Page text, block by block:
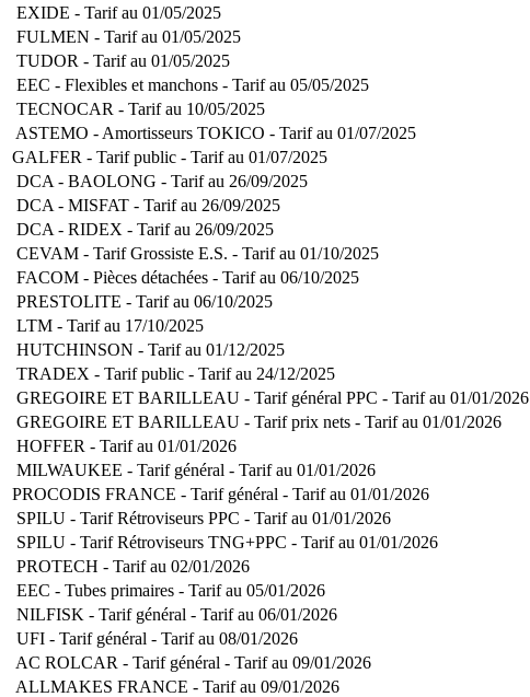
EXIDE - Tarif au 01/05/2025
FULMEN - Tarif au 01/05/2025
TUDOR - Tarif au 01/05/2025
EEC - Flexibles et manchons - Tarif au 05/05/2025
TECNOCAR - Tarif au 10/05/2025
ASTEMO - Amortisseurs TOKICO - Tarif au 01/07/2025
GALFER - Tarif public - Tarif au 01/07/2025
DCA - BAOLONG - Tarif au 26/09/2025
DCA - MISFAT - Tarif au 26/09/2025
DCA - RIDEX - Tarif au 26/09/2025
CEVAM - Tarif Grossiste E.S. - Tarif au 01/10/2025
FACOM - Pièces détachées - Tarif au 06/10/2025
PRESTOLITE - Tarif au 06/10/2025
LTM - Tarif au 17/10/2025
HUTCHINSON - Tarif au 01/12/2025
TRADEX - Tarif public - Tarif au 24/12/2025
GREGOIRE ET BARILLEAU - Tarif général PPC - Tarif au 01/01/2026
GREGOIRE ET BARILLEAU - Tarif prix nets - Tarif au 01/01/2026
HOFFER - Tarif au 01/01/2026
MILWAUKEE - Tarif général - Tarif au 01/01/2026
PROCODIS FRANCE - Tarif général - Tarif au 01/01/2026
SPILU - Tarif Rétroviseurs PPC - Tarif au 01/01/2026
SPILU - Tarif Rétroviseurs TNG+PPC - Tarif au 01/01/2026
PROTECH - Tarif au 02/01/2026
EEC - Tubes primaires - Tarif au 05/01/2026
NILFISK - Tarif général - Tarif au 06/01/2026
UFI - Tarif général - Tarif au 08/01/2026
AC ROLCAR - Tarif général - Tarif au 09/01/2026
ALLMAKES FRANCE - Tarif au 09/01/2026